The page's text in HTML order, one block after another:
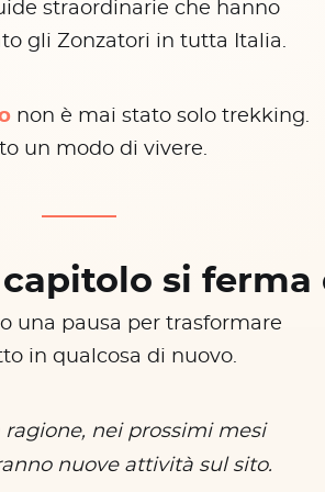
straordinarie che hanno
gli Zonzatori in tutta Italia.
non è mai stato solo trekking.
un modo di vivere.
si ferma
una pausa per trasformare
in qualcosa di nuovo.
ragione, nei prossimi mesi
nuove attività sul sito.